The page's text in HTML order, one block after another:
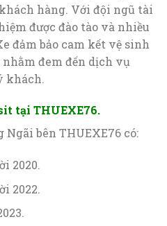
hàng. Với đội ngũ tài
được đào tào và nhiều
đảm bảo cam kết vệ sinh
đem đến dịch vụ
khách.
tại THUEXE76.
Ngãi bên THUEXE76 có:
2020.
2022.